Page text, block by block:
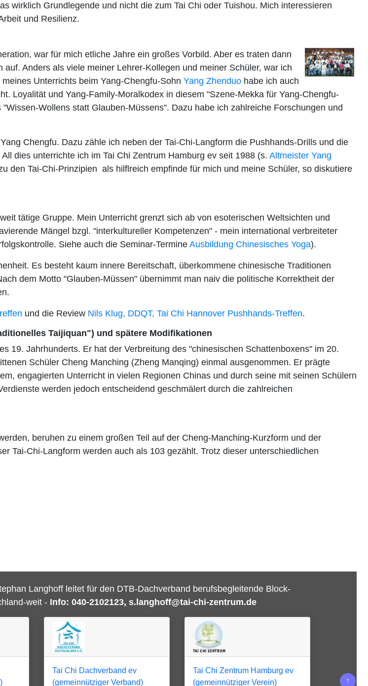
wirklich Grundlegende und nicht die zum Tai Chi oder Tuishou. Mich interessieren
und Resilienz.
war für mich etliche Jahre ein großes Vorbild. Aber es traten dann
Anders als viele meiner Lehrer-Kollegen und meiner Schüler, war ich
Unterrichts beim Yang-Chengfu-Sohn Yang Zhenduo habe ich auch
Loyalität und Yang-Family-Moralkodex in diesem "Szene-Mekka für Yang-Chengfu-
Wollens statt Glauben-Müssens". Dazu habe ich zahlreiche Forschungen und
Chengfu. Dazu zähle ich neben der Tai-Chi-Langform die Pushhands-Drills und die
All dies unterrichte ich im Tai Chi Zentrum Hamburg ev seit 1988 (s. Altmeister Yang
den Tai-Chi-Prinzipien als hilflreich empfinde für mich und meine Schüler, so diskutiere
tätige Gruppe. Mein Unterricht grenzt sich ab von esoterischen Weltsichten und
Mängel bzgl. "interkultureller Kompetenzen" - mein international verbreiteter
Siehe auch die Seminar-Termine Ausbildung Chinesisches Yoga).
Es besteht kaum innere Bereitschaft, überkommene chinesische Traditionen
dem Motto "Glauben-Müssen" übernimmt man naiv die politische Korrektheit der
und die Review Nils Klug, DDQT, Tai Chi Hannover Pushhands-Treffen.
Taijiquan") und spätere Modifikationen
19. Jahrhunderts. Er hat der Verbreitung des "chinesischen Schattenboxens" im 20.
Schüler Cheng Manching (Zheng Manqing) einmal ausgenommen. Er prägte
engagierten Unterricht in vielen Regionen Chinas und durch seine mit seinen Schülern
werden jedoch entscheidend geschmälert durch die zahlreichen
beruhen zu einem großen Teil auf der Cheng-Manching-Kurzform und der
Tai-Chi-Langform werden auch als 103 gezählt. Trotz dieser unterschiedlichen
↑
Langhoff leitet für den DTB-Dachverband berufsbegleitende Block-
weit - Info: 040-2102123, s.langhoff@tai-chi-zentrum.de
Tai Chi Dachverband ev
(gemeinnütziger Verband)
Tai Chi Zentrum Hamburg ev
(gemeinnütziger Verein)